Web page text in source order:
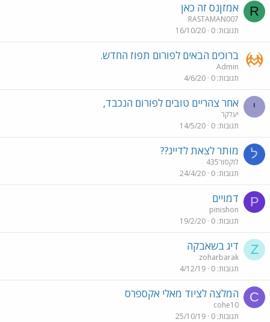
R אמזןנס זה כאן
RASTAMAN007
תגובות 0
16/10/20
ברוכים הבאים לפורום תפוז החדש.
Admin
תגובות 0
4/6/20
י אחר צהריים טובים לפורום הנכבד,
יעלקר
תגובות 0
14/5/20
ל מותר לצאת לדייג??
לוקסור435
תגובות 0
24/4/20
P דמויים
pinishon
תגובות 0
19/2/20
Z דיג בשאבקה
zoharbarak
תגובות 0
4/12/19
C המלצה לציוד מאלי אקספרס
cohe10
תגובות 0
25/10/19